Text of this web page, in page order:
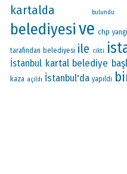
kartalda bulundu
belediyesi ve chp
tarafından belediyesi ile cikti
İstanbul kartal belediye
kaza açıldı İstanbul'da yapıldı